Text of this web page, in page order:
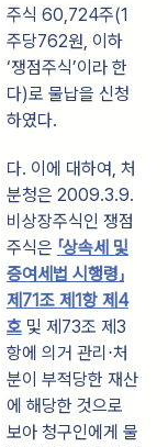
주식 60,724주(1
주당762원, 이하
‘쟁점주식’이라 한
다)로 물납을 신청
하였다.
다. 이에 대하여, 처
분청은 2009.3.9.
비상장주식인 쟁점
주식은 「상속세 및
증여세법 시행령」
제71조 제1항 제4
호및 제73조 제3
항에 의거 관리⋅처
분이 부적당한 재산
에 해당한 것으로
보아 청구인에게 물